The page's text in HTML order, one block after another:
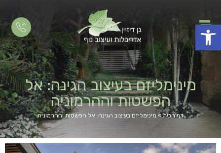
פתח סרגל נגישות
מינימליזם בעיצוב הגינה: אל
הפשטות וההרמוניה
דף הבית»מינימליזם בעיצוב הגינה: אל הפשטות וההרמוניה